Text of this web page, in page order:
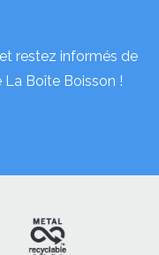
restez informés de
Boîte Boisson !